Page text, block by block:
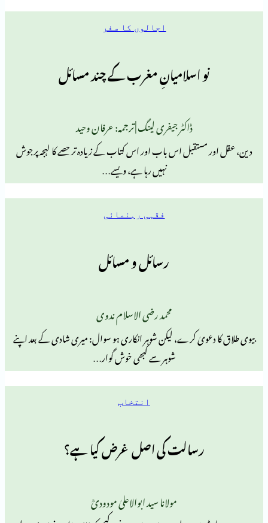
اجالوں کا سفر
نو اسلامیانِ مغرب کے چند مسائل
ڈاکٹر جیفری لینگ | ترجمہ: عرفان وحید
اس باب اور اس کتاب کے زیادہ تر حصے کا لہجہ پرجوش
نہیں رہا ہے، ویسے…
فقہی رہنمائی
رسائل و مسائل
محمد رضی الاسلام ندوی
کرے، لیکن شوہر انکاری ہو سوال: میری شادی کے بعد اپنے
شوہر سے کبھی خوش گوار…
رسالت کی اصل غرض کیا ہے؟
مولانا سید ابوالاعلیٰ مودودیؒ